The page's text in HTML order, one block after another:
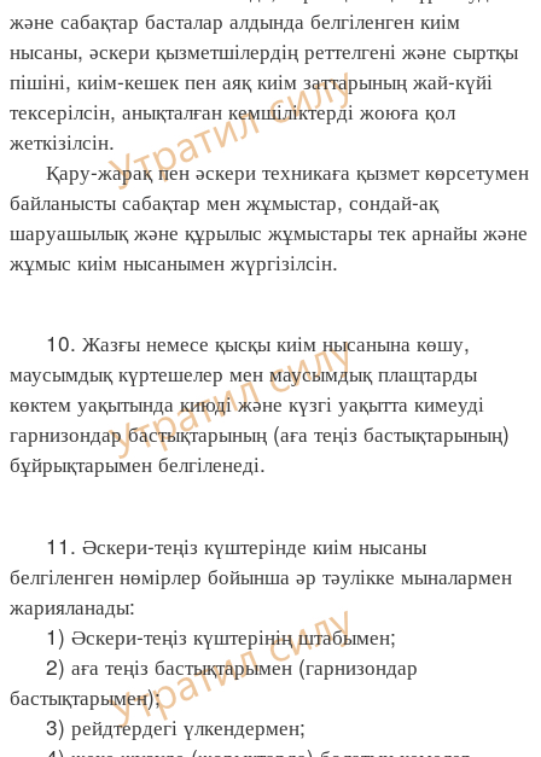
және сабақтар басталар алдында белгіленген киім
нысаны, әскери қызметшілердің реттелгені және сыртқы
пішіні, киім-кешек пен аяқ киім заттарының жай-күйі
тексерілсін, анықталған кемшіліктерді жоюға қол
жеткізілсін.
Қару-жарақ пен әскери техникаға қызмет көрсетумен
байланысты сабақтар мен жұмыстар, сондай-ақ
шаруашылық және құрылыс жұмыстары тек арнайы және
жұмыс киім нысанымен жүргізілсін.
10. Жазғы немесе қысқы киім нысанына көшу,
маусымдық күртешелер мен маусымдық плащтарды
көктем уақытында киюді және күзгі уақытта кимеуді
гарнизондар бастықтарының (аға теңіз бастықтарының)
бұйрықтарымен белгіленеді.
11. Әскери-теңіз күштерінде киім нысаны
белгіленген нөмірлер бойынша әр тәулікке мыналармен
жарияланады:
1) Әскери-теңіз күштерінің штабымен;
2) аға теңіз бастықтарымен (гарнизондар
бастықтарымен);
3) рейдтердегі үлкендермен;